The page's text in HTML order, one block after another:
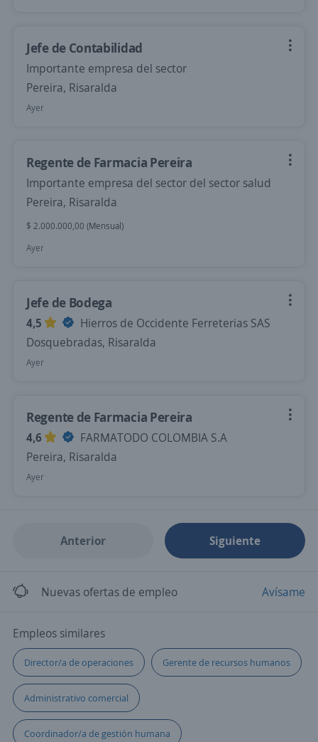
Jefe de Contabilidad
Importante empresa del sector
Pereira, Risaralda
Ayer
Regente de Farmacia Pereira
Importante empresa del sector del sector salud
Pereira, Risaralda
$ 2.000.000,00 (Mensual)
Ayer
Jefe de Bodega
4,5
Hierros de Occidente Ferreterias SAS
Dosquebradas, Risaralda
Ayer
Regente de Farmacia Pereira
4,6
FARMATODO COLOMBIA S.A
Pereira, Risaralda
Ayer
Anterior Siguiente
Nuevas ofertas de empleo Avísame
Empleos similares
Director/a de operaciones Gerente de recursos humanos
Administrativo comercial
Coordinador/a de gestión humana